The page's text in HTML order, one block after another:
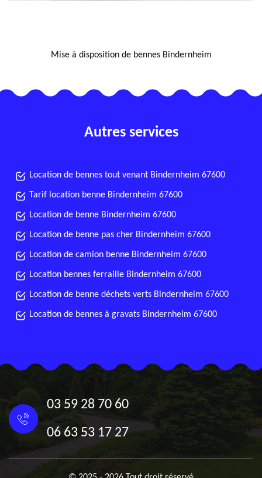
Mise à disposition de bennes Bindernheim
Autres services
Location de bennes tout venant Bindernheim 67600
Tarif location benne Bindernheim 67600
Location de benne Bindernheim 67600
Location de benne pas cher Bindernheim 67600
Location de camion benne Bindernheim 67600
Location bennes ferraille Bindernheim 67600
Location de benne déchets verts Bindernheim 67600
Location de bennes à gravats Bindernheim 67600
03 59 28 70 60
06 63 53 17 27